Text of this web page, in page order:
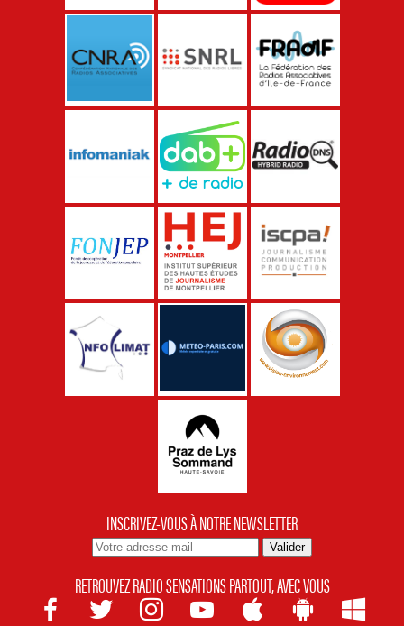
INSCRIVEZ-VOUS À NOTRE NEWSLETTER
RETROUVEZ RADIO SENSATIONS PARTOUT, AVEC VOUS
      